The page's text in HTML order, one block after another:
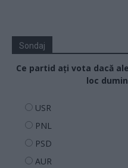
Sondaj
Ce partid ați vota dacă
loc
USR
PNL
PSD
AUR